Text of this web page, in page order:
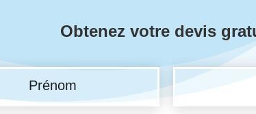
Obtenez votre devis